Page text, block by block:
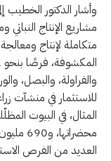
وأشار الدكتور الخطيب
مشاريع الإنتاج
متكاملة لإنتاج
للاستثمار في منشآت
المثال، في البيوت
العديد من الفرص